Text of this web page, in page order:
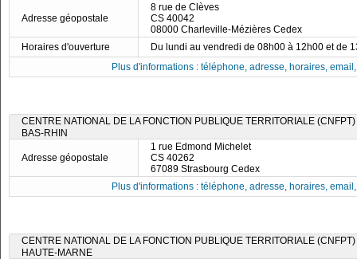
Adresse géopostale
8 rue de Clèves
CS 40042
08000 Charleville-Mézières Cedex
Horaires d'ouverture
Du lundi au vendredi de 08h00 à 12h00 et de
Plus d'informations : téléphone, adresse, horaires,
CENTRE NATIONAL DE LA FONCTION PUBLIQUE TERRITORIALE
BAS-RHIN
Adresse géopostale
1 rue Edmond Michelet
CS 40262
67089 Strasbourg Cedex
Plus d'informations : téléphone, adresse, horaires,
CENTRE NATIONAL DE LA FONCTION PUBLIQUE TERRITORIALE
HAUTE-MARNE